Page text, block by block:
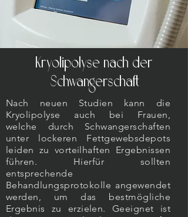
Kryolipolyse nach der
Schwangerschaft
Nach neuen Studien kann die
Kryolipolyse auch bei Frauen,
welche durch Schwangerschaften
unter lockeren Fettgewebsdepots
leiden zu vorteilhaften Ergebnissen
führen. Hierfür sollten
entsprechende
Behandlungsprotokolle angewendet
werden, um das bestmögliche
Ergebnis zu erzielen. Geeignet ist